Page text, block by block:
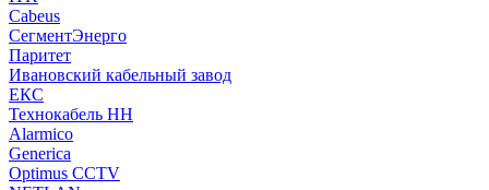
Cabeus
СегментЭнерго
Паритет
Ивановский кабельный завод
ЕКС
Технокабель НН
Alarmico
Generica
Optimus CCTV